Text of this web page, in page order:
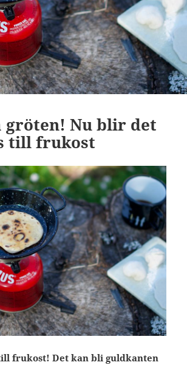
gröten! Nu blir det
till frukost
frukost! Det kan bli guldkanten